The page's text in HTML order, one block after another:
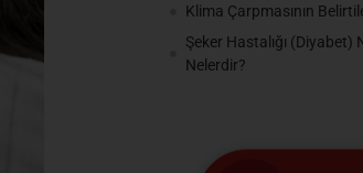
Klima Çarpmasının
Şeker Hastalığı
Nelerdir?